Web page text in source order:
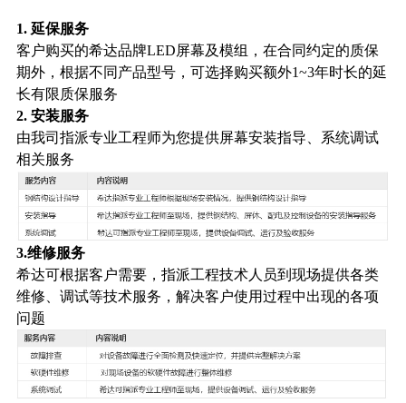
1. 延保服务
客户购买的希达品牌LED屏幕及模组，在合同约定的质保
期外，根据不同产品型号，可选择购买额外1~3年时长的延
长有限质保服务
2. 安装服务
由我司指派专业工程师为您提供屏幕安装指导、系统调试
相关服务
3.维修服务
希达可根据客户需要，指派工程技术人员到现场提供各类
维修、调试等技术服务，解决客户使用过程中出现的各项
问题